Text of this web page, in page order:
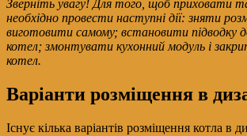
Зверніть увагу! Для того, щоб приховати
необхідно провести наступні дії: зняти
виготовити самому; встановити підводку
котел; змонтувати кухонний модуль і
котел.
Варіанти розміщення в
Існує кілька варіантів розміщення котла в